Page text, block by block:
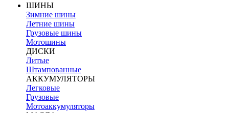
ШИНЫ
Зимние шины
Летние шины
Грузовые шины
Мотошины
ДИСКИ
Литые
Штампованные
АККУМУЛЯТОРЫ
Легковые
Грузовые
Мотоаккумуляторы